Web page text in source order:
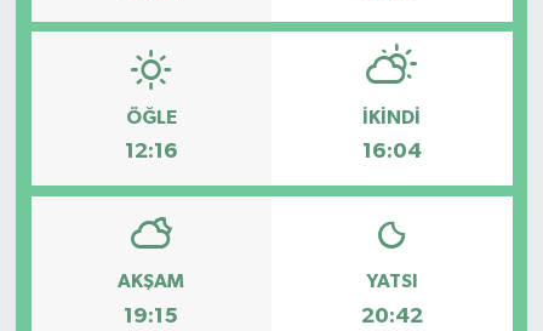
ÖĞLE
12:16
İKINDI
16:04
AKŞAM
19:15
YATSI
20:42